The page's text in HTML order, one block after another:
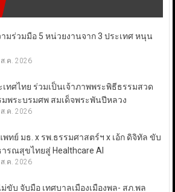
มร่วมมือ 5 หน่วยงานจาก 3 ประเทศ หนุน
.ค. 2026
ะเทศไทย ร่วมเป็นเจ้าภาพพระพิธีธรรมสวด
พระบรมศพ สมเด็จพระพันปีหลวง
.ค. 2026
ทย์ มธ. x รพ.ธรรมศาสตร์ฯ x เอ้ก ดิจิทัล ขับ
รณสุขไทยสู่ Healthcare AI
.ค. 2026
ขับ จับมือ เทศบาลเมืองเมืองพล- สภ.พล